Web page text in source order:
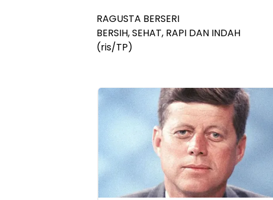
RAGUSTA BERSERI
BERSIH, SEHAT, RAPI DAN INDAH
(ris/TP)